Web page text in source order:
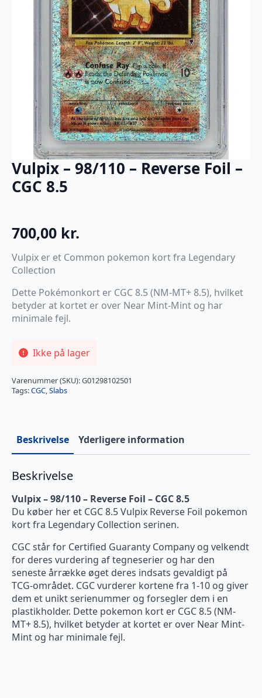
Vulpix – 98/110 – Reverse Foil –
CGC 8.5
700,00 kr.
Vulpix er et Common pokemon kort fra Legendary
Collection
Dette Pokémonkort er CGC 8.5 (NM-MT+ 8.5), hvilket
betyder at kortet er over Near Mint-Mint og har
minimale fejl.
Ikke på lager
Varenummer (SKU):G01298102501
Tags:CGC,Slabs
Beskrivelse Yderligere information
Beskrivelse
Vulpix – 98/110 – Reverse Foil – CGC 8.5
Du køber her et CGC 8.5 Vulpix Reverse Foil pokemon
kort fra Legendary Collection serinen.
CGC står for Certified Guaranty Company og velkendt
for deres vurdering af tegneserier og har den
seneste årrække øget deres indsats gevaldigt på
TCG-området. CGC vurderer kortene fra 1-10 og giver
dem et unikt serienummer og forsegler dem i en
plastikholder. Dette pokemon kort er CGC 8.5 (NM-
MT+ 8.5), hvilket betyder at kortet er over Near Mint-
Mint og har minimale fejl.